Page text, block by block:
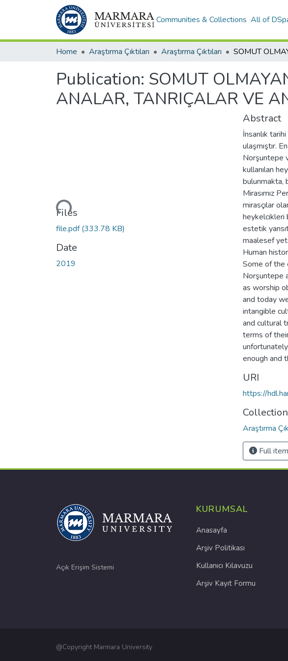
Communities & Collections All of
Home Araştırma Çıktıları Araştırma Çıktıları
Publication: SOMUT
ANALAR, TANRIÇALAR VE
Loading...
Files
file.pdf(333.78 KB)
Date
2019
Abstract
İnsanlık
ulaşmıştır.
Norşuntepe
kullanılan
bulunmakta,
Mirasımız
mirasçılar
heykelcikleri
estetik
maalesef
Human
Some of the
Norşuntepe
as worship
and today
intangible
and cultural
terms of
unfortunately
enough and
URI
https://
Araştırma
Full
Açık Erişim Sistemi
KURUMSAL
Anasayfa
Arşiv Politikası
Kullanıcı Kılavuzu
Arşiv Kayıt Formu
@Copyright Marmara University